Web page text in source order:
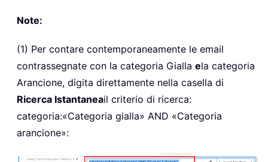
Note:
(1) Per contare contemporaneamente le email
contrassegnate con la categoria Gialla ela categoria
Arancione, digita direttamente nella casella di
Ricerca Istantaneail criterio di ricerca:
categoria:«Categoria gialla» AND «Categoria
arancione»: